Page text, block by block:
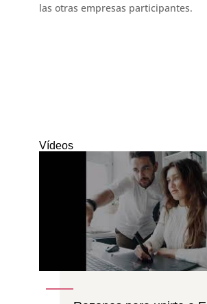
las otras empresas participantes.
Vídeos